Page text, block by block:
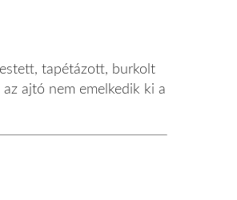
tapétázott, burkolt
ajtó nem emelkedik ki a